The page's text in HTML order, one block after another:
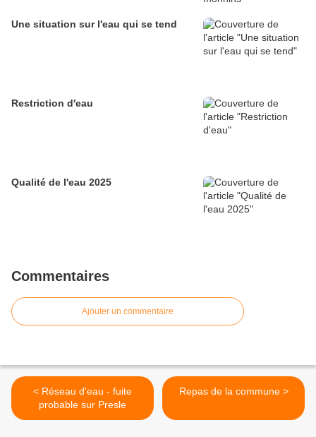
Une situation sur l'eau qui se tend
Restriction d'eau
Qualité de l'eau 2025
Commentaires
Ajouter un commentaire
< Réseau d'eau - fuite
probable sur Presle
Repas de la commune >